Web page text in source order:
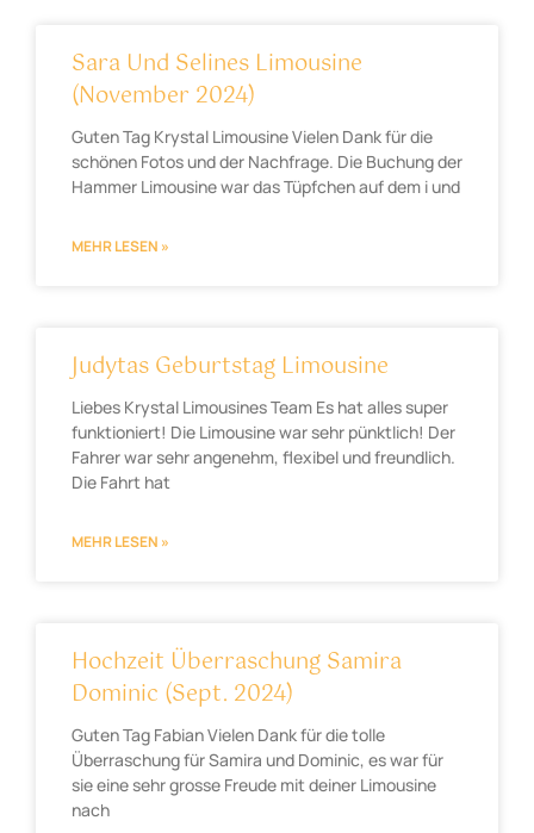
Sara Und Selines Limousine
(November 2024)
Guten Tag Krystal Limousine Vielen Dank für die
schönen Fotos und der Nachfrage. Die Buchung der
Hammer Limousine war das Tüpfchen auf dem i und
MEHR LESEN »
Judytas Geburtstag Limousine
Liebes Krystal Limousines Team Es hat alles super
funktioniert! Die Limousine war sehr pünktlich! Der
Fahrer war sehr angenehm, flexibel und freundlich.
Die Fahrt hat
MEHR LESEN »
Hochzeit Überraschung Samira
Dominic (Sept. 2024)
Guten Tag Fabian Vielen Dank für die tolle
Überraschung für Samira und Dominic, es war für
sie eine sehr grosse Freude mit deiner Limousine
nach